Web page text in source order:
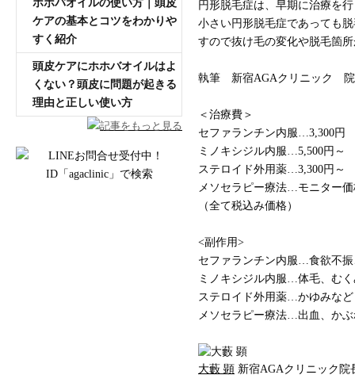
円形脱毛症は、早期に治療を
小さい円形脱毛症であっても
すので抜け毛の変化や脱毛箇
執筆 新宿AGAクリニック
＜治療費＞
セファランチン内服…3,300円
ミノキシジル内服…5,500円～
ステロイド外用薬…3,300円～
メソセラピー療法…モニター
（全て税込み価格）
<副作用>
セファランチン内服…食欲不
ミノキシジル内服…体毛、む
ステロイド外用薬…かゆみなど
メソセラピー療法…出血、か
大藪 顕 新宿AGAクリニック院
ホホバオイルの使い方｜頭皮
ケアの基本とコツをわかりや
すく紹介
頭皮ケアにホホバオイルはよ
くない？頭皮に問題が起きる
理由と正しい使い方
記事をもっと見る